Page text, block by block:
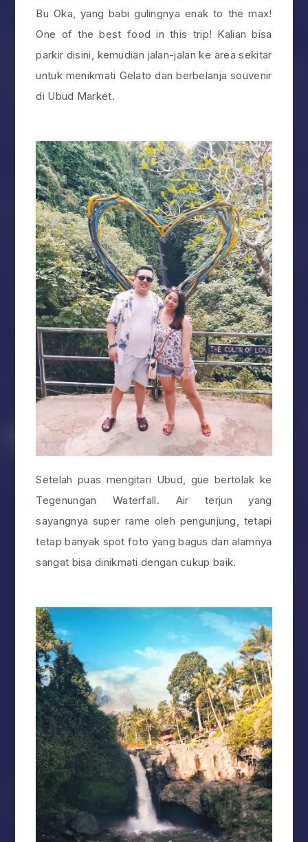
Bu Oka, yang babi gulingnya enak to the max!
One of the best food in this trip! Kalian bisa
parkir disini, kemudian jalan-jalan ke area sekitar
untuk menikmati Gelato dan berbelanja souvenir
di Ubud Market.
Setelah puas mengitari Ubud, gue bertolak ke
Tegenungan Waterfall. Air terjun yang
sayangnya super rame oleh pengunjung, tetapi
tetap banyak spot foto yang bagus dan alamnya
sangat bisa dinikmati dengan cukup baik.